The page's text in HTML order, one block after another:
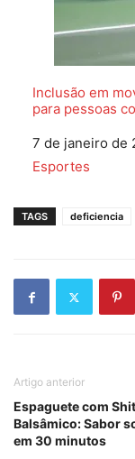
Inclusão em
para pessoas
Data
7 de janeiro de
Em relação a
Esportes
TAGS deficiencia
Artigo anterior
Espaguete com
Balsâmico: Sabor
em 30 minutos